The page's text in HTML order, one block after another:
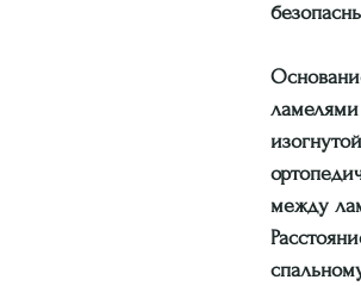
между